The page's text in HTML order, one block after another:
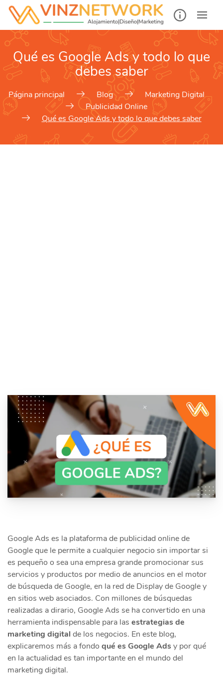
Qué es Google Ads y todo lo que
debes saber
Página principal Blog
Marketing Digital
Publicidad Online
Qué es Google Ads y todo lo que debes saber
Google Ads es la plataforma de publicidad online de
Google que le permite a cualquier negocio sin importar si
es pequeño o sea una empresa grande promocionar sus
servicios y productos por medio de anuncios en el motor
de búsqueda de Google, en la red de Display de Google y
en sitios web asociados. Con millones de búsquedas
realizadas a dirario, Google Ads se ha convertido en una
herramienta indispensable para las estrategias de
marketing digital de los negocios. En este blog,
explicaremos más a fondo qué es Google Adsy por qué
en la actualidad es tan importante en el mundo del
marketing digital.